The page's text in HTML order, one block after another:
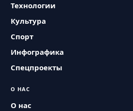
Технологии
Культура
Спорт
Инфографика
Спецпроекты
О НАС
О нас